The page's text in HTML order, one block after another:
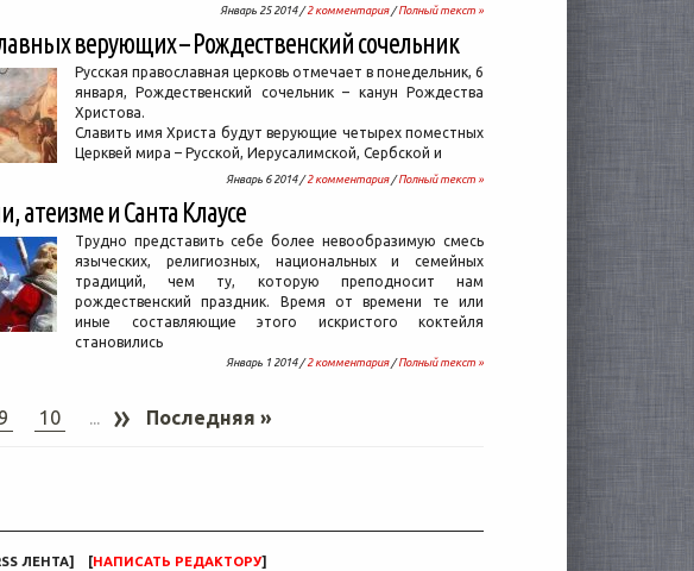
Январь 25 2014 /2 комментария/Полный текст »
верующих – Рождественский сочельник
Русская православная церковь отмечает в понедельник, 6
января, Рождественский сочельник – канун Рождества
Христова.
Славить имя Христа будут верующие четырех поместных
Церквей мира – Русской, Иерусалимской, Сербской и
Январь 6 2014 /2 комментария/Полный текст »
атеизме и Санта Клаусе
Трудно представить себе более невообразимую смесь
языческих, религиозных, национальных и семейных
традиций, чем ту, которую преподносит нам
рождественский праздник. Время от времени те или
иные составляющие этого искристого коктейля
становились
Январь 1 2014 /2 комментария/Полный текст »
9 10 ... » Последняя »
ЛЕНТА] [НАПИСАТЬ РЕДАКТОРУ]